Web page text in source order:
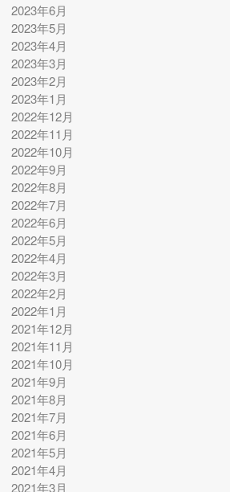
2023年6月
2023年5月
2023年4月
2023年3月
2023年2月
2023年1月
2022年12月
2022年11月
2022年10月
2022年9月
2022年8月
2022年7月
2022年6月
2022年5月
2022年4月
2022年3月
2022年2月
2022年1月
2021年12月
2021年11月
2021年10月
2021年9月
2021年8月
2021年7月
2021年6月
2021年5月
2021年4月
2021年3月